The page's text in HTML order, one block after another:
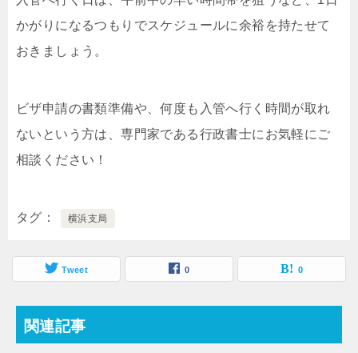
かがりになるつもりでスケジュールに余裕を持たせて
おきましょう。
ビザ申請の書類準備や、何度も入管へ行く時間が取れ
ないという方は、専門家である行政書士にお気軽にご
相談ください！
タグ 横浜支局
Tweet 0 0
関連記事